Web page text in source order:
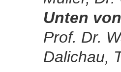
Unten
Prof. Dr.
Dalichau,